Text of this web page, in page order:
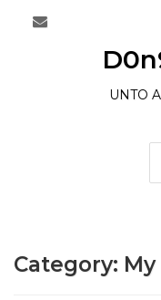
UNTO
Category: My